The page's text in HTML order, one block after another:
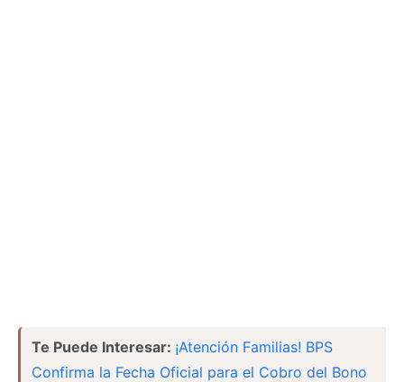
Te Puede Interesar: ¡Atención Familias! BPS
Confirma la Fecha Oficial para el Cobro del Bono